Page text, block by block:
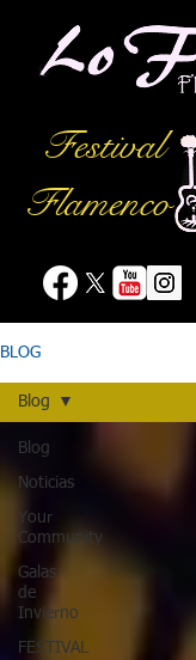
Festival
BLOG
Blog
Noticias
Your
Community
Galas
de
Invierno
FESTIVAL
Blog